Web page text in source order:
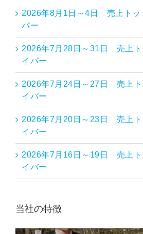
2026年8月1日～4日 売上トッ
バー
2026年7月28日～31日 売上ト
イバー
2026年7月24日～27日 売上ト
イバー
2026年7月20日～23日 売上ト
イバー
2026年7月16日～19日 売上ト
イバー
当社の特徴